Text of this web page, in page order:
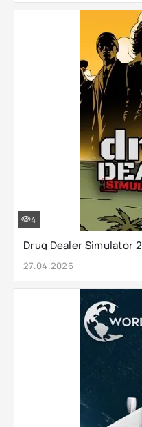
Drug Dealer Simulator 2
27.04.2026
4